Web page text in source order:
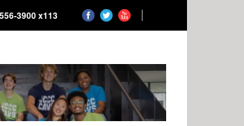
3900 x113